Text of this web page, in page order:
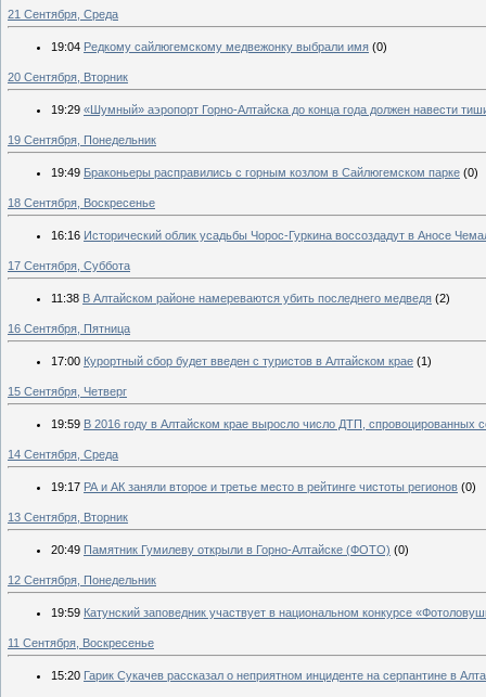
21 Сентября, Среда
19:04 Редкому сайлюгемскому медвежонку выбрали имя (0)
20 Сентября, Вторник
19:29 «Шумный» аэропорт Горно-Алтайска до конца года должен навести
19 Сентября, Понедельник
19:49 Браконьеры расправились с горным козлом в Сайлюгемском парке (0)
18 Сентября, Воскресенье
16:16 Исторический облик усадьбы Чорос-Гуркина воссоздадут в Аносе
17 Сентября, Суббота
11:38 В Алтайском районе намереваются убить последнего медведя (2)
16 Сентября, Пятница
17:00 Курортный сбор будет введен с туристов в Алтайском крае (1)
15 Сентября, Четверг
19:59 В 2016 году в Алтайском крае выросло число ДТП, спровоцированных
14 Сентября, Среда
19:17 РА и АК заняли второе и третье место в рейтинге чистоты регионов (0)
13 Сентября, Вторник
20:49 Памятник Гумилеву открыли в Горно-Алтайске (ФОТО) (0)
12 Сентября, Понедельник
19:59 Катунский заповедник участвует в национальном конкурсе
11 Сентября, Воскресенье
15:20 Гарик Сукачев рассказал о неприятном инциденте на серпантине в